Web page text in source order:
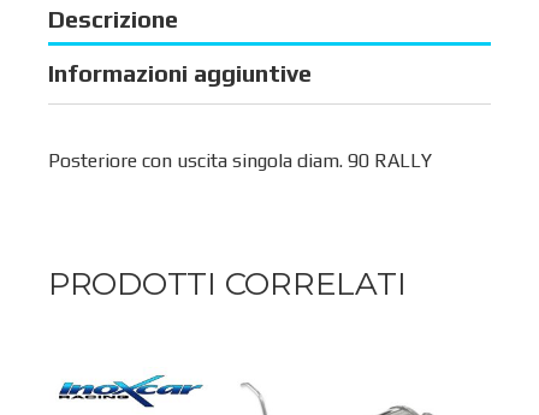
Descrizione
Informazioni aggiuntive
Posteriore con uscita singola diam. 90 RALLY
PRODOTTI CORRELATI